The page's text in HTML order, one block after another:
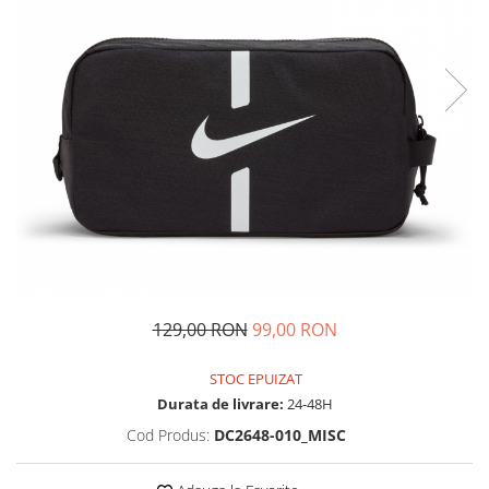
Pantaloni lungi copii
Bluze copii
Geci si veste copii
Pantaloni scurti Copii
Accesorii
Ingrijire incaltaminte
Sosete
129,00 RON 99,00 RON
STOC EPUIZAT
Durata de livrare: 24-48H
Cod Produs: DC2648-010_MISC